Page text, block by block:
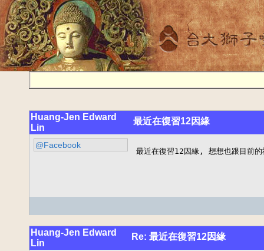
Huang-Jen Edward
Lin
最近在復習12因緣
@Facebook
最近在復習12因緣, 想想也跟目前的
Huang-Jen Edward
Lin
Re: 最近在復習12因緣